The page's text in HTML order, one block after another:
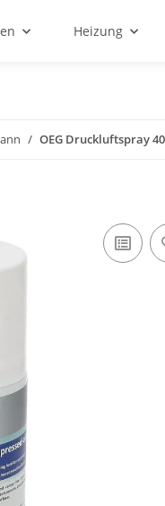
Heizung
OEG Druckluftspray